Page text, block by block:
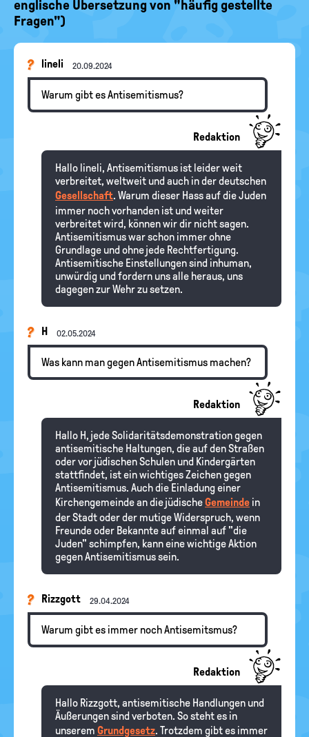
englische Übersetzung von "häufig gestellte
Fragen")
lineli 20.09.2024
Warum gibt es Antisemitismus?
Redaktion
Hallo lineli, Antisemitismus ist leider weit
verbreitet, weltweit und auch in der deutschen
Gesellschaft. Warum dieser Hass auf die Juden
immer noch vorhanden ist und weiter
verbreitet wird, können wir dir nicht sagen.
Antisemitismus war schon immer ohne
Grundlage und ohne jede Rechtfertigung.
Antisemitische Einstellungen sind inhuman,
unwürdig und fordern uns alle heraus, uns
dagegen zur Wehr zu setzen.
H 02.05.2024
Was kann man gegen Antisemitismus machen?
Redaktion
Hallo H, jede Solidaritätsdemonstration gegen
antisemitische Haltungen, die auf den Straßen
oder vor jüdischen Schulen und Kindergärten
stattfindet, ist ein wichtiges Zeichen gegen
Antisemitismus. Auch die Einladung einer
Kirchengemeinde an die jüdischeGemeinde in
der Stadt oder der mutige Widerspruch, wenn
Freunde oder Bekannte auf einmal auf "die
Juden" schimpfen, kann eine wichtige Aktion
gegen Antisemitismus sein.
Rizzgott 29.04.2024
Warum gibt es immer noch Antisemitsmus?
Redaktion
Hallo Rizzgott, antisemitische Handlungen und
Äußerungen sind verboten. So steht es in
unserem Grundgesetz. Trotzdem gibt es immer